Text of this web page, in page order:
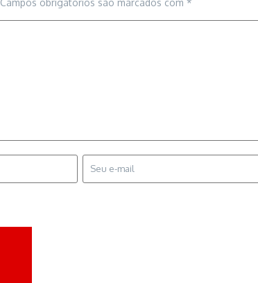
Campos obrigatórios são marcados com *